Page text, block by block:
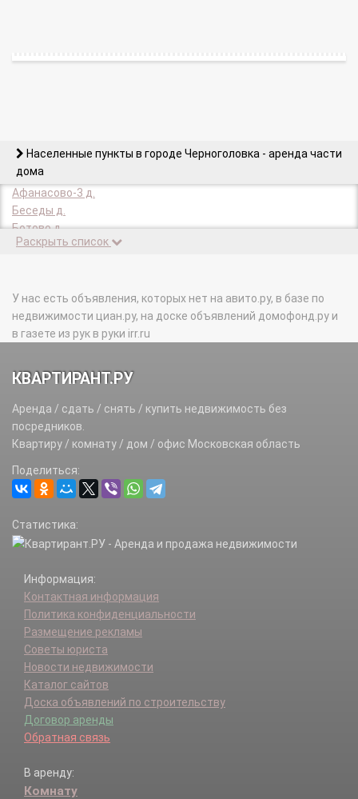
Населенные пункты в городе Черноголовка - аренда части
дома
Афанасово-3 д.
Беседы д.
Ботово д.
Горячевка х.
Старки д.
Стояново д.
Якимово д.
Раскрыть список
У нас есть объявления, которых нет на авито.ру, в базе по
недвижимости циан.ру, на доске объявлений домофонд.ру и
в газете из рук в руки irr.ru
КВАРТИРАНТ.РУ
Аренда / сдать / снять / купить недвижимость без
посредников.
Квартиру / комнату / дом / офис Московская область
Поделиться:
Статистика:
Информация:
Контактная информация
Политика конфиденциальности
Размещение рекламы
Советы юриста
Новости недвижимости
Каталог сайтов
Доска объявлений по строительству
Договор аренды
Обратная связь
В аренду:
Комнату